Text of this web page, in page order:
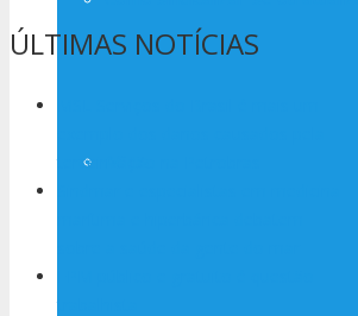
ÚLTIMAS NOTÍCIAS
terceirização na Petrobras